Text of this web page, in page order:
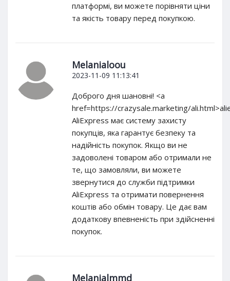
платформі, ви можете порівняти ціни
та якість товару перед покупкою.
Melanialoou
2023-11-09 11:13:41
Доброго дня шановні! <a
href=https://crazysale.marketing/
AliExpress має систему захисту
покупців, яка гарантує безпеку та
надійність покупок. Якщо ви не
задоволені товаром або отримали не
те, що замовляли, ви можете
звернутися до служби підтримки
AliExpress та отримати повернення
коштів або обмін товару. Це дає вам
додаткову впевненість при здійсненні
покупок.
Melanialmmd